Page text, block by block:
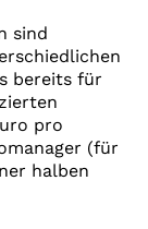
sind
bereits für
pro
(für
halben